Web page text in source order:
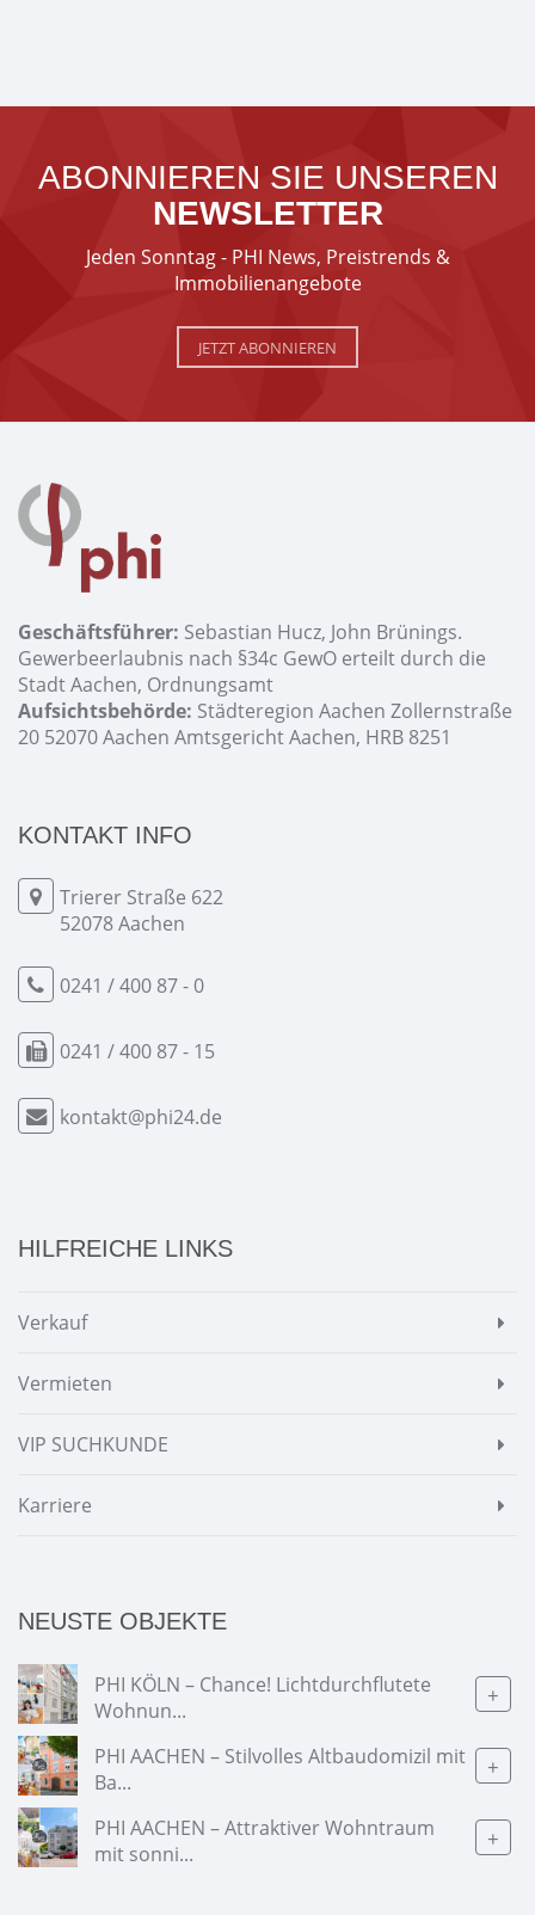
ABONNIEREN SIE UNSEREN
NEWSLETTER
Jeden Sonntag - PHI News, Preistrends &
Immobilienangebote
JETZT ABONNIEREN
Geschäftsführer: Sebastian Hucz, John Brünings.
Gewerbeerlaubnis nach §34c GewO erteilt durch die
Stadt Aachen, Ordnungsamt
Aufsichtsbehörde: Städteregion Aachen Zollernstraße
20 52070 Aachen Amtsgericht Aachen, HRB 8251
KONTAKT INFO
Trierer Straße 622
52078 Aachen
0241 / 400 87 - 0
0241 / 400 87 - 15
kontakt@phi24.de
HILFREICHE LINKS
Verkauf
Vermieten
VIP SUCHKUNDE
Karriere
NEUSTE OBJEKTE
PHI KÖLN – Chance! Lichtdurchflutete
Wohnun...
+
PHI AACHEN – Stilvolles Altbaudomizil mit
Ba...
+
PHI AACHEN – Attraktiver Wohntraum
mit sonni...
+